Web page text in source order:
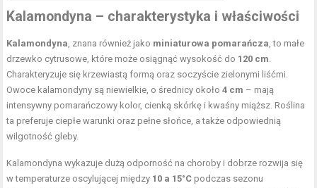
Kalamondyna – charakterystyka i właściwości
Kalamondyna, znana również jako miniaturowa pomarańcza, to małe
drzewko cytrusowe, które może osiągnąć wysokość do 120 cm.
Charakteryzuje się krzewiastą formą oraz soczyście zielonymi liśćmi.
Owoce kalamondyny są niewielkie, o średnicy około4 cm – mają
intensywny pomarańczowy kolor, cienką skórkę i kwaśny miąższ. Roślina
ta preferuje ciepłe warunki oraz pełne słońce, a także odpowiednią
wilgotność gleby.
Kalamondyna wykazuje dużą odporność na choroby i dobrze rozwija się
w temperaturze oscylującej między 10 a 15°C podczas sezonu